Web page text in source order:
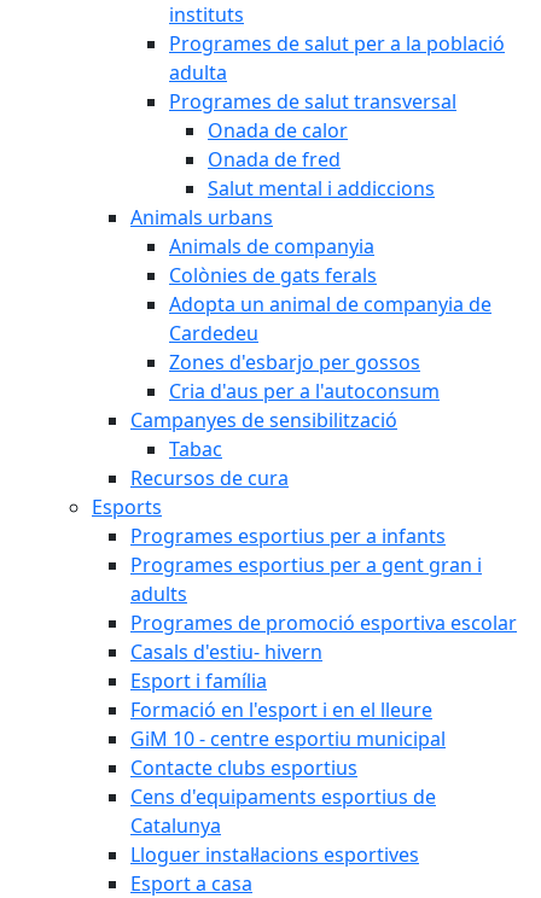
instituts
Programes de salut per a la població
adulta
Programes de salut transversal
Onada de calor
Onada de fred
Salut mental i addiccions
Animals urbans
Animals de companyia
Colònies de gats ferals
Adopta un animal de companyia de
Cardedeu
Zones d'esbarjo per gossos
Cria d'aus per a l'autoconsum
Campanyes de sensibilització
Tabac
Recursos de cura
Esports
Programes esportius per a infants
Programes esportius per a gent gran i
adults
Programes de promoció esportiva escolar
Casals d'estiu- hivern
Esport i família
Formació en l'esport i en el lleure
GiM 10 - centre esportiu municipal
Contacte clubs esportius
Cens d'equipaments esportius de
Catalunya
Lloguer instal·lacions esportives
Esport a casa